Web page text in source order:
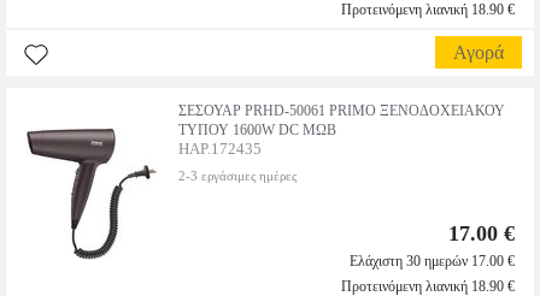
Προτεινόμενη λιανική 18.90 €
Αγορά
ΣΕΣΟΥΑΡ PRHD-50061 PRIMO ΞΕΝΟΔΟΧΕΙΑΚΟΥ
ΤΥΠΟΥ 1600W DC ΜΩΒ
HAP.172435
2-3 εργάσιμες ημέρες
17.00 €
Ελάχιστη 30 ημερών 17.00 €
Προτεινόμενη λιανική 18.90 €